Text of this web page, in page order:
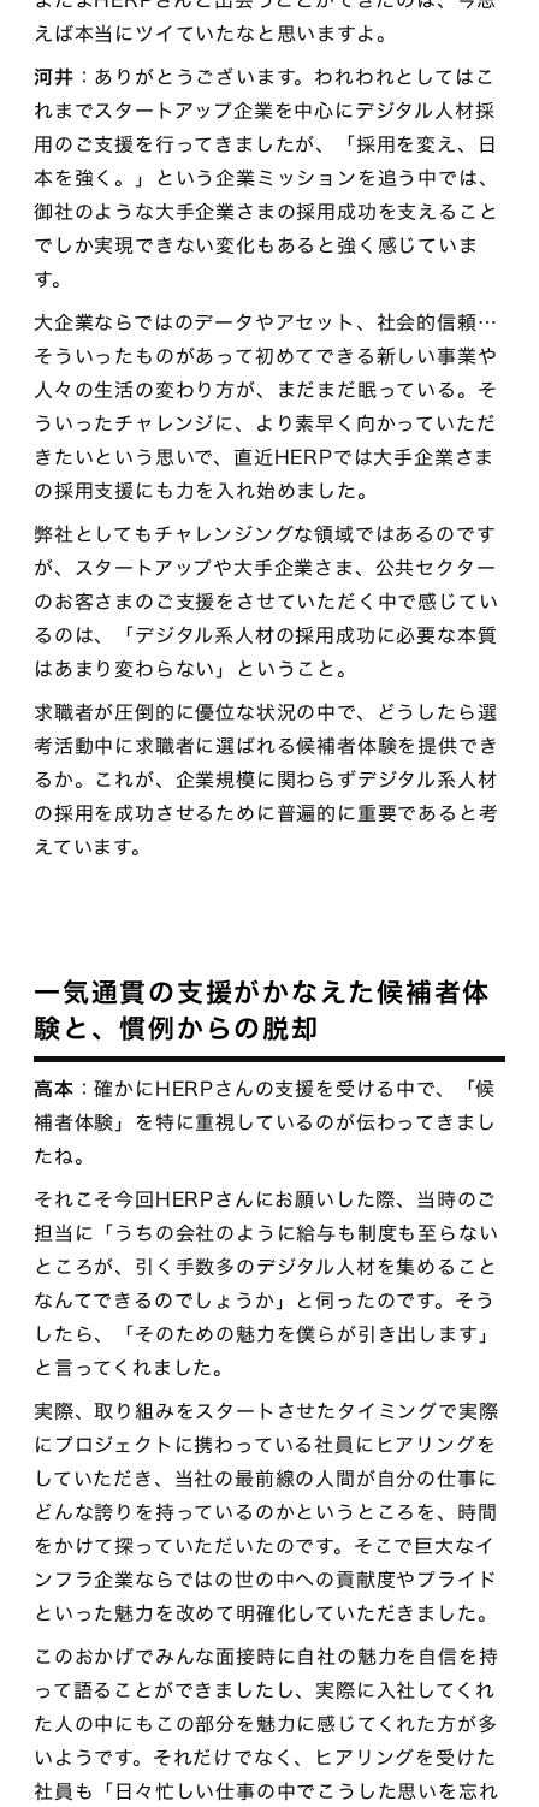
えば本当にツイていたなと思いますよ。
河井 ：ありがとうございます。われわれとしてはこ
れまでスタートアップ企業を中心にデジタル人材採
用のご支援を行ってきましたが、「採用を変え、日
本を強く。」という企業ミッションを追う中では、
御社のような大手企業さまの採用成功を支えること
でしか実現できない変化もあると強く感じていま
す。
大企業ならではのデータやアセット、社会的信頼…
そういったものがあって初めてできる新しい事業や
人々の生活の変わり方が、まだまだ眠っている。そ
ういったチャレンジに、より素早く向かっていただ
きたいという思いで、直近HERPでは大手企業さま
の採用支援にも力を入れ始めました。
弊社としてもチャレンジングな領域ではあるのです
が、スタートアップや大手企業さま、公共セクター
のお客さまのご支援をさせていただく中で感じてい
るのは、「デジタル系人材の採用成功に必要な本質
はあまり変わらない」ということ。
求職者が圧倒的に優位な状況の中で、どうしたら選
考活動中に求職者に選ばれる候補者体験を提供でき
るか。これが、企業規模に関わらずデジタル系人材
の採用を成功させるために普遍的に重要であると考
えています。
一気通貫の支援がかなえた候補者体
験と、慣例からの脱却
高本 ：確かにHERPさんの支援を受ける中で、「候
補者体験」を特に重視しているのが伝わってきまし
たね。
それこそ今回HERPさんにお願いした際、当時のご
担当に「うちの会社のように給与も制度も至らない
ところが、引く手数多のデジタル人材を集めること
なんてできるのでしょうか」と伺ったのです。そう
したら、「そのための魅力を僕らが引き出します」
と言ってくれました。
実際、取り組みをスタートさせたタイミングで実際
にプロジェクトに携わっている社員にヒアリングを
していただき、当社の最前線の人間が自分の仕事に
どんな誇りを持っているのかというところを、時間
をかけて探っていただいたのです。そこで巨大なイ
ンフラ企業ならではの世の中への貢献度やプライド
といった魅力を改めて明確化していただきました。
このおかげでみんな面接時に自社の魅力を自信を持
って語ることができましたし、実際に入社してくれ
た人の中にもこの部分を魅力に感じてくれた方が多
いようです。それだけでなく、ヒアリングを受けた
社員も「日々忙しい仕事の中でこうした思いを忘れ